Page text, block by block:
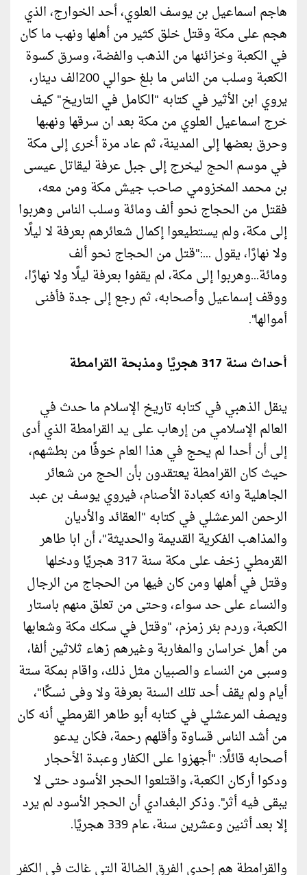
هاجم اسماعيل بن يوسف العلوي، أحد الخوارج، الذي
هجم على مكة وقتل خلق كثير من أهلها ونهب ما كان
في الكعبة وخزائنها من الذهب والفضة، وسرق كسوة
الكعبة وسلب من الناس ما بلغ حوالي 200الف دينار،
يروي ابن الأثير في كتابه "الكامل في التاريخ" كيف
خرج اسماعيل العلوي من مكة بعد ان سرقها ونهبها
وحرق بعضها إلى المدينة، ثم عاد مرة أخرى إلى مكة
في موسم الحج ليخرج إلى جبل عرفة ليقاتل عيسى
بن محمد المخزومي صاحب جيش مكة ومن معه،
فقتل من الحجاج نحو ألف ومائة وسلب الناس وهربوا
إلى مكة، ولم يستطيعوا إكمال شعائرهم بعرفة لا ليلًا
ولا نهارًا، يقول ...:"قتل من الحجاج نحو ألف
ومائة...وهربوا إلى مكة، لم يقفوا بعرفة ليلًا ولا نهارًا،
ووقف إسماعيل وأصحابه، ثم رجع إلى جدة فأفنى
أموالها".
أحداث سنة 317 هجريًا ومذبحة القرامطة
ينقل الذهبي في كتابه تاريخ الإسلام ما حدث في
العالم الإسلامي من إرهاب على يد القرامطة الذي أدى
إلى أن أحدا لم يحج في هذا العام خوفًا من بطشهم،
حيث كان القرامطة يعتقدون بأن الحج من شعائر
الجاهلية وانه كعبادة الأصنام، فيروي يوسف بن عبد
الرحمن المرعشلي في كتابه "العقائد والأديان
والمذاهب الفكرية القديمة والحديثة"، أن ابا طاهر
القرمطي زخف على مكة سنة 317 هجريًا ودخلها
وقتل في أهلها ومن كان فيها من الحجاج من الرجال
والنساء على حد سواء، وحتى من تعلق منهم باستار
الكعبة، وردم بئر زمزم، "وقتل في سكك مكة وشعابها
من أهل خراسان والمغاربة وغيرهم زهاء ثلاثين ألفا،
وسبى من النساء والصبيان مثل ذلك، واقام بمكة ستة
أيام ولم يقف أحد تلك السنة بعرفة ولا وفى نسكًا"،
ويصف المرعشلي في كتابه أبو طاهر القرمطي أنه كان
من أشد الناس قساوة وأقلهم رحمة، فكان يدعو
أصحابه قائلًا: "أجهزوا على الكفار وعبدة الأحجار
ودكوا أركان الكعبة، واقتلعوا الحجر الأسود حتى لا
يبقى فيه أثر". وذكر البغدادي أن الحجر الأسود لم يرد
إلا بعد أثنين وعشرين سنة، عام 339 هجريًا.
والقرامطة هم إحدى الفرق الضالة التي غالت في الكفر